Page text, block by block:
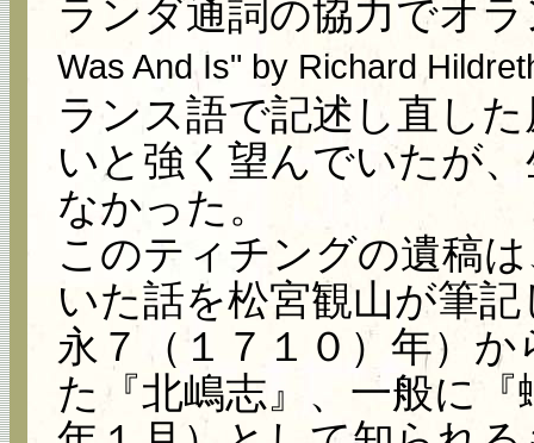
ランダ通詞の協力でオ
Was And Is" by Richard
ランス語で記述し直し
いと強く望んでいたが
なかった。
このティチングの遺稿
いた話を松宮観山が筆
永７（１７１０）年）
た『北嶋志』、一般に